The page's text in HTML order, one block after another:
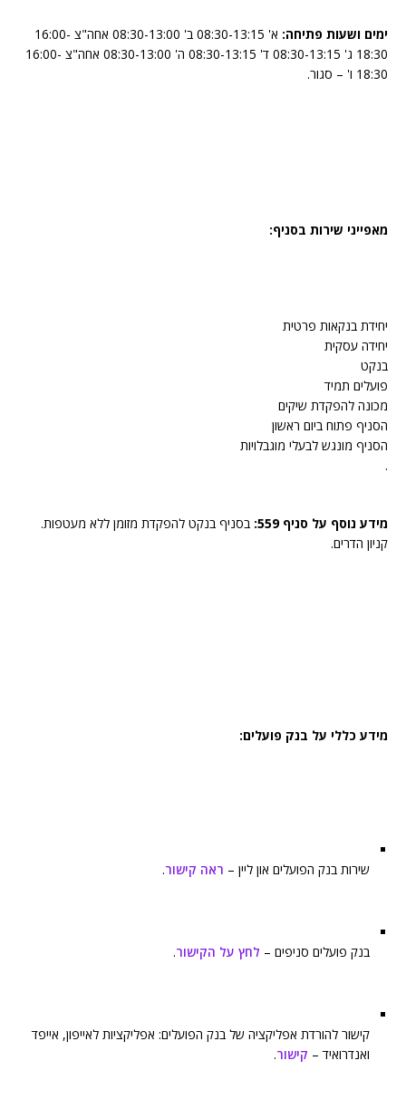
ימים ושעות פתיחה:
א' 08:30-13:15 ב' 08:30-13:00 אחה"צ 16:00-
18:30 ג' 08:30-13:15 ד' 08:30-13:15 ה' 08:30-13:00 אחה"צ 16:00-
18:30 ו' – סגור.
מאפייני שירות בסניף:
יחידת בנקאות פרטית
יחידה עסקית
בנקט
פועלים תמיד
מכונה להפקדת שיקים
הסניף פתוח ביום ראשון
הסניף מונגש לבעלי מוגבלויות
.
מידע נוסף על סניף 559:
בסניף בנקט להפקדת מזומן ללא מעטפות.
קניון הדרים.
מידע כללי על בנק פועלים:
שירות בנק הפועלים און ליין – ראה קישור.
בנק פועלים סניפים – לחץ על הקישור.
קישור להורדת אפליקציה של בנק הפועלים: אפליקציות לאייפון, אייפד
ואנדרואיד – קישור.